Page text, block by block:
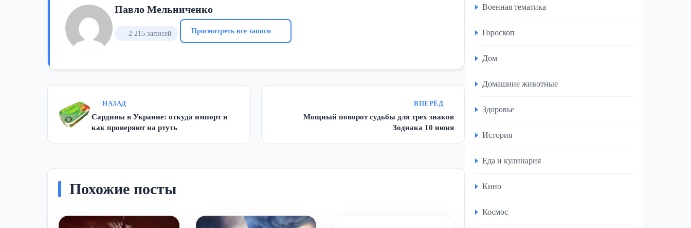
Павло Мельниченко
2 215 записей Просмотреть все записи
НАЗАД
Сардины в Украине: откуда импорт и
как проверяют на ртуть
ВПЕРЁД
Мощный поворот судьбы для трех знаков
Зодиака 10 июня
Похожие посты
Военная тематика
Гороскоп
Дом
Домашние животные
Здоровье
История
Еда и кулинария
Кино
Космос